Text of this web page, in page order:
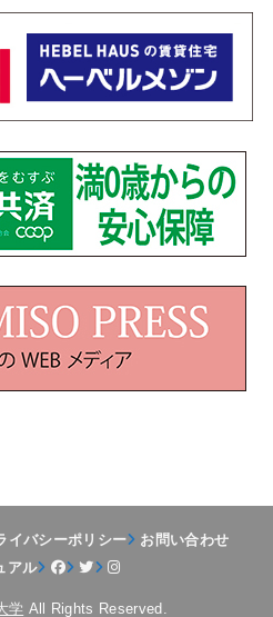
イバシーポリシー
お問い合わせ
アル
学 All Rights Reserved.